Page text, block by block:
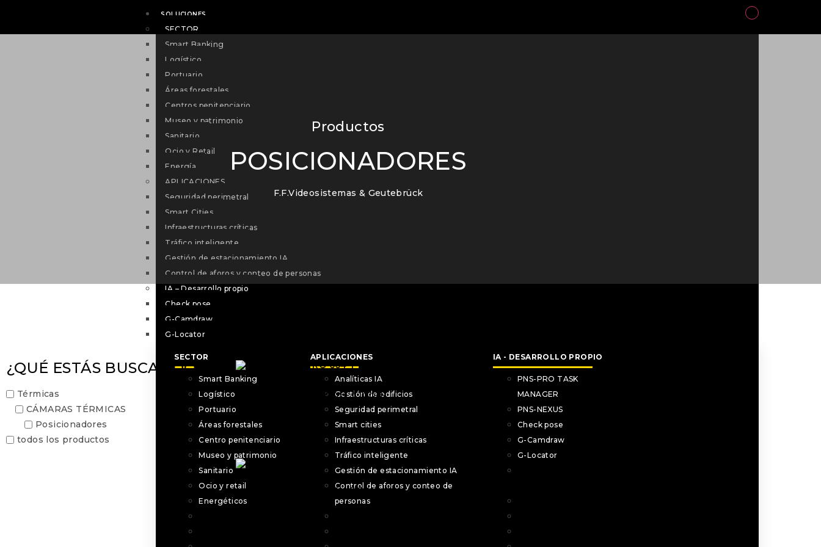
SOLUCIONES
SECTOR
Smart Banking
Logístico
Portuario
Áreas forestales
Centros penitenciario
Museo y patrimonio
Sanitario
Ocio y Retail
Energía
APLICACIONES
Seguridad perimetral
Smart Cities
Infraestructuras críticas
Tráfico inteligente
Gestión de estacionamiento IA
Control de aforos y conteo de personas
IA – Desarrollo propio
Check pose
G-Camdraw
G-Locator
SECTOR
Smart Banking
Logístico
Portuario
Áreas forestales
Centro penitenciario
Museo y patrimonio
Sanitario
Ocio y retail
Energéticos
APLICACIONES
Analíticas IA
Gestión de edificios
Seguridad perimetral
Smart cities
Infraestructuras críticas
Tráfico inteligente
Gestión de estacionamiento IA
Control de aforos y conteo de
personas
IA - DESARROLLO PROPIO
PNS-PRO TASK
MANAGER
PNS-NEXUS
Check pose
G-Camdraw
G-Locator
Productos
POSICIONADORES
F.F.Videosistemas & Geutebrück
¿QUÉ ESTÁS BUSCANDO?
Térmicas
CÁMARAS TÉRMICAS
Posicionadores
todos los productos
PNS-PRO 664 Y 6S4
PNS-PRO 564L, 564W Y
5S4W